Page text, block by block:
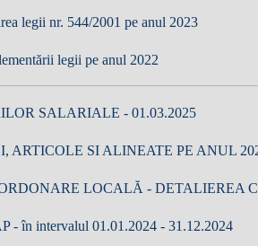
legii nr. 544/2001 pe anul 2023
legii pe anul 2022
SALARIALE - 01.03.2025
ARTICOLE SI ALINEATE PE ANUL
LOCALĂ - DETALIEREA
în intervalul 01.01.2024 - 31.12.2024